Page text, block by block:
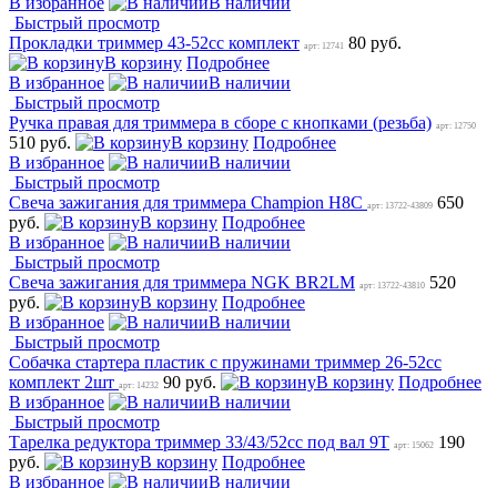
Быстрый просмотр
Прокладки триммер 43-52сс комплект арт: 12741 80 руб.
В корзину Подробнее
В избранное
В наличии
Быстрый просмотр
Ручка правая для триммера в сборе с кнопками (резьба) арт: 12750
510 руб. В корзину Подробнее
В избранное
В наличии
Быстрый просмотр
Свеча зажигания для триммера Champion H8C арт: 13722-43809 650
руб.
В корзину Подробнее
В избранное
В наличии
Быстрый просмотр
Свеча зажигания для триммера NGK BR2LM арт: 13722-43810 520
руб.
В корзину Подробнее
В избранное
В наличии
Быстрый просмотр
Собачка стартера пластик с пружинами триммер 26-52сс
комплект 2шт арт: 14232 90 руб. В корзину Подробнее
В избранное
В наличии
Быстрый просмотр
Тарелка редуктора триммер 33/43/52сс под вал 9T арт: 15062 190
руб.
В корзину Подробнее
В избранное
В наличии